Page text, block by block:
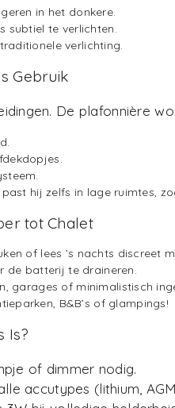
in het donkere.
subtiel te verlichten.
verlichting.
Gebruik
De plafonnière
past hij zelfs in lage ruimtes,
tot Chalet
of lees ’s nachts discreet
de batterij te draineren.
garages of minimalistisch
B&B’s of glampings!
Is?
of dimmer nodig.
accutypes (lithium,